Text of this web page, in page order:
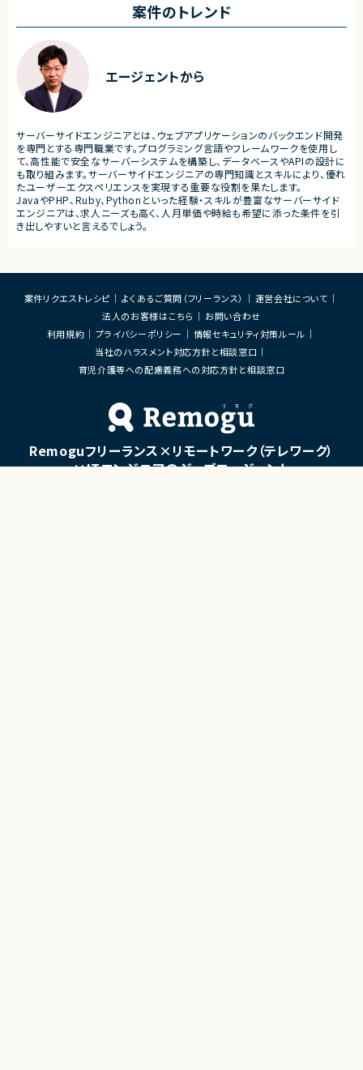
・成果物レビューおよび品質管理
・開発メンバーへの技術支援、進捗管理
■体制
・少人数体制でのプロジェクト推進
・クライアントおよび開発メンバーとのコミュ
ニケーションあり
■募集背景
プロジェクト拡大に伴う増員募集
・リリース対応および品質向
■担当工程
・要件定義
・基本設計
・詳細設計
・実装
・テスト
・リリース対応
・全体約100名規模の大型プ
案件のトレンド
エージェントから
サーバーサイドエンジニアとは、ウェブアプリケーションのバックエンド開発
を専門とする専門職業です。プログラミング言語やフレームワークを使用し
て、高性能で安全なサーバーシステムを構築し、データベースやAPIの設計に
も取り組みます。サーバーサイドエンジニアの専門知識とスキルにより、優れ
たユーザーエクスペリエンスを実現する重要な役割を果たします。
JavaやPHP、Ruby、Pythonといった経験・スキルが豊富なサーバーサイド
エンジニアは、求人ニーズも高く、人月単価や時給も希望に添った条件を引
き出しやすいと言えるでしょう。
案件リクエストレシピ よくあるご質問（フリーランス）
運営会社について
法人のお客様はこちら
お問い合わせ
利用規約
プライバシーポリシー
情報セキュリティ対策ルール
当社のハラスメント対応方針と相談窓口
育児介護等への配慮義務への対応方針と相談窓口
Remoguフリーランス×リモートワーク（テレワーク）
×ITエンジニアのジョブエージェント